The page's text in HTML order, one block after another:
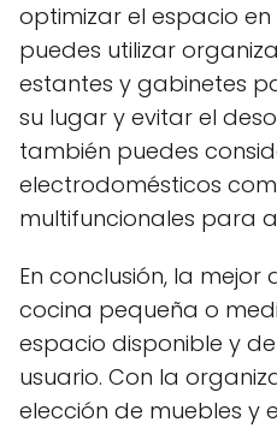
optimizar el espacio
puedes utilizar
estantes y gabinetes
su lugar y evitar el
también puedes
electrodomésticos
multifuncionales para
En conclusión, la
cocina pequeña o
espacio disponible y
usuario. Con la
elección de muebles y